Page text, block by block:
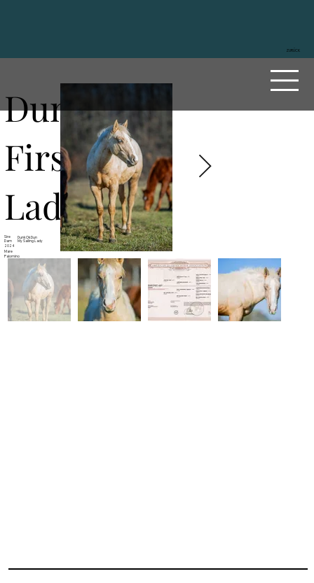
ZURÜCK
Duns
First
Lady
Sire
Dunk Ok Dun
Dam
My Sailing Lady
2024
Mare
Palomino